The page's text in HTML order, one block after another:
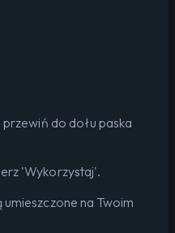
do dołu paska
'Wykorzystaj'.
na Twoim